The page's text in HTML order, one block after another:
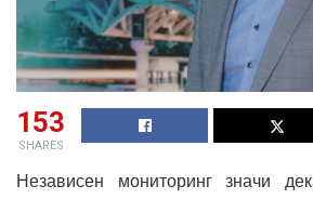
153
SHARES
Независен мониторинг значи